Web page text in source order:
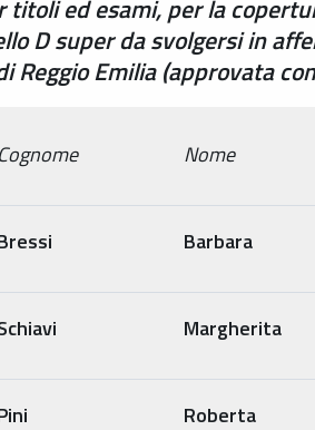
titoli ed esami, per la
D super da svolgersi in
Reggio Emilia (approvata
Cognome Nome
Barbara
Margherita
Roberta